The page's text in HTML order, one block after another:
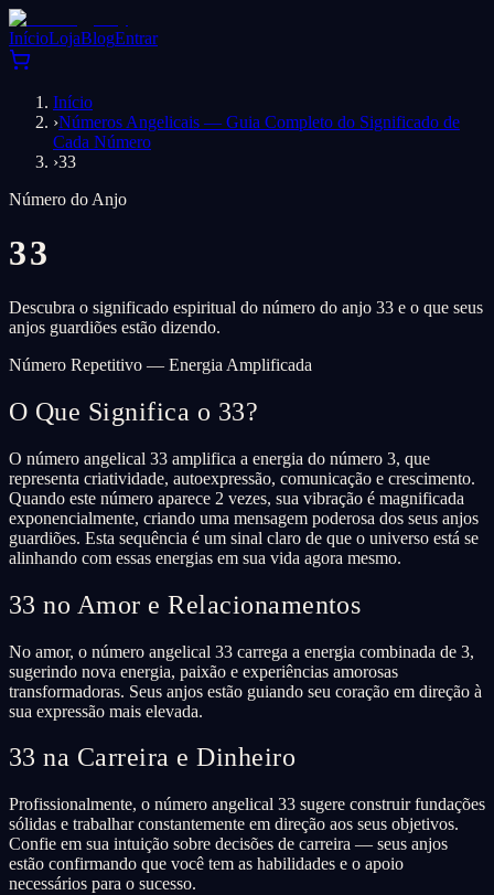
InícioLojaBlogEntrar
Início
›Números Angelicais — Guia Completo do Significado de
Cada Número
›33
Número do Anjo
33
Descubra o significado espiritual do número do anjo 33 e o que seus
anjos guardiões estão dizendo.
Número Repetitivo — Energia Amplificada
O Que Significa o 33?
O número angelical 33 amplifica a energia do número 3, que
representa criatividade, autoexpressão, comunicação e crescimento.
Quando este número aparece 2 vezes, sua vibração é magnificada
exponencialmente, criando uma mensagem poderosa dos seus anjos
guardiões. Esta sequência é um sinal claro de que o universo está se
alinhando com essas energias em sua vida agora mesmo.
33 no Amor e Relacionamentos
No amor, o número angelical 33 carrega a energia combinada de 3,
sugerindo nova energia, paixão e experiências amorosas
transformadoras. Seus anjos estão guiando seu coração em direção à
sua expressão mais elevada.
33 na Carreira e Dinheiro
Profissionalmente, o número angelical 33 sugere construir fundações
sólidas e trabalhar constantemente em direção aos seus objetivos.
Confie em sua intuição sobre decisões de carreira — seus anjos
estão confirmando que você tem as habilidades e o apoio
necessários para o sucesso.